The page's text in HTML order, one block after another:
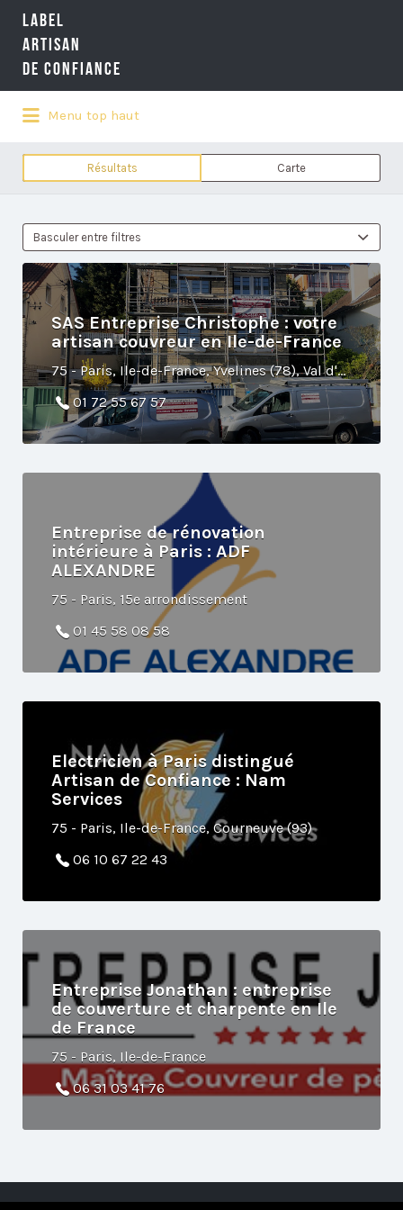
LABEL
ARTISAN
DE CONFIANCE
LA RÉFÉRENCE QUALITÉ NATIONALE
Rechercher:
Menu top haut
Résultats Carte
Basculer entre filtres
SAS Entreprise Christophe : votre
artisan couvreur en Ile-de-France
75 - Paris, Ile-de-France, Yvelines (78), Val d'Oise (95), Hauts-de-Seine (92)
01 72 55 67 57
Entreprise de rénovation
intérieure à Paris : ADF
ALEXANDRE
75 - Paris, 15e arrondissement
01 45 58 08 58
Electricien à Paris distingué
Artisan de Confiance : Nam
Services
75 - Paris, Ile-de-France, Courneuve (93)
06 10 67 22 43
Entreprise Jonathan : entreprise
de couverture et charpente en Ile
de France
75 - Paris, Ile-de-France
06 31 03 41 76